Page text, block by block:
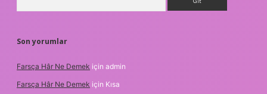
Son yorumlar
Farsça Hâr Ne Demek için admin
Farsça Hâr Ne Demek için Kısa